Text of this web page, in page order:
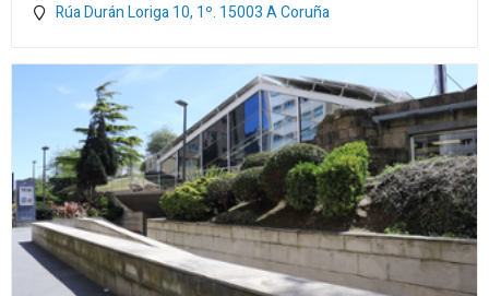
Rúa Durán Loriga 10, 1º. 15003A Coruña